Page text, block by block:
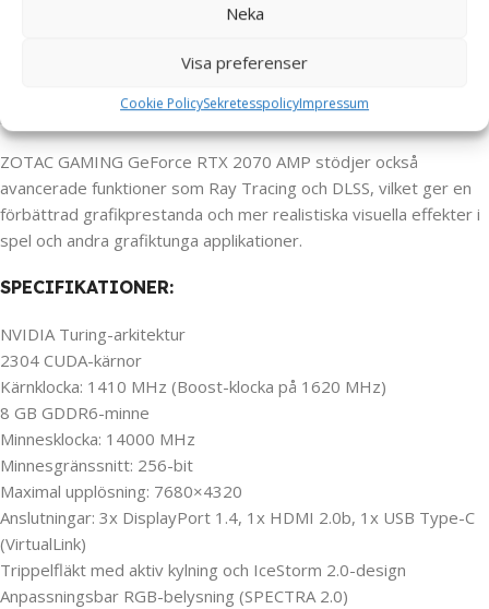
Neka
Visa preferenser
Cookie PolicySekretesspolicyImpressum
estetiska design. ZOTAC GAMING GeForce RTX 2070 AMP har
passar in i en modern datoruppsättning.
ZOTAC GAMING GeForce RTX 2070 AMP stödjer också
avancerade funktioner som Ray Tracing och DLSS, vilket ger en
förbättrad grafikprestanda och mer realistiska visuella effekter i
spel och andra grafiktunga applikationer.
SPECIFIKATIONER:
NVIDIA Turing-arkitektur
2304 CUDA-kärnor
Kärnklocka: 1410 MHz (Boost-klocka på 1620 MHz)
8 GB GDDR6-minne
Minnesklocka: 14000 MHz
Minnesgränssnitt: 256-bit
Maximal upplösning: 7680×4320
Anslutningar: 3x DisplayPort 1.4, 1x HDMI 2.0b, 1x USB Type-C
(VirtualLink)
Trippelfläkt med aktiv kylning och IceStorm 2.0-design
Anpassningsbar RGB-belysning (SPECTRA 2.0)